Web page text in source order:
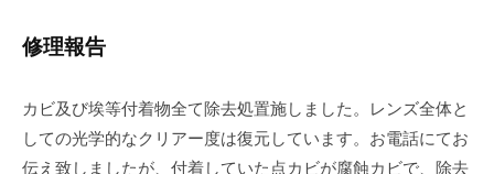
修理報告
カビ及び埃等付着物全て除去処置施しました。レンズ全体と
しての光学的なクリアー度は復元しています。お電話にてお
伝え致しましたが、付着していた点カビが腐蝕カビで、除去